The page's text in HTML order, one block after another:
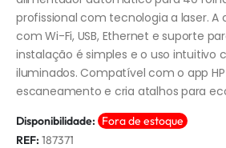
profissional com tecnologia a laser. A
com Wi-Fi, USB, Ethernet e suporte
instalação é simples e o uso intuitivo
iluminados. Compatível com o app
escaneamento e cria atalhos para
Disponibilidade: Fora de estoque
REF: 187371